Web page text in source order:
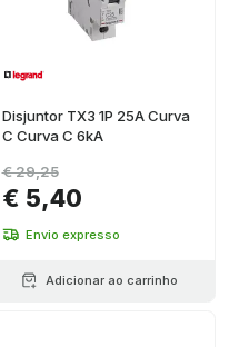
Disjuntor TX3 1P 25A Curva
C Curva C 6kA
€ 5,40
€ 29,25
Envio expresso
Adicionar ao carrinho